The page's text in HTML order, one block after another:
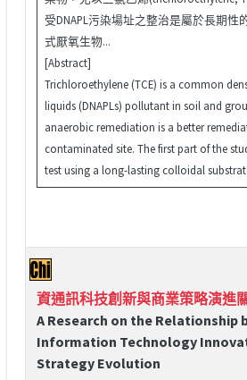
受DNAPL污染場址之整治是屬於長期性
式厭氧生物...
[Abstract]
Trichloroethylene (TCE) is a common
liquids (DNAPLs) pollutant in soil and
anaerobic remediation is a better
contaminated site. The first part of the
test using a long-lasting colloidal
資通訊科技創新與商業策略演進
A Research on the Relationship
Information Technology
Strategy Evolution